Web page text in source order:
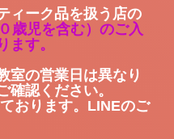
ィーク品を扱う店の
歳児を含む）のご入
ます。
室の営業日は異なり
確認ください。
おります。LINEのご